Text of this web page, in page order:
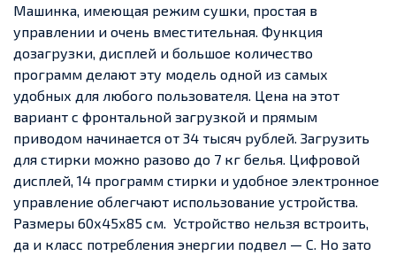
Машинка, имеющая режим сушки, простая в
управлении и очень вместительная. Функция
дозагрузки, дисплей и большое количество
программ делают эту модель одной из самых
удобных для любого пользователя. Цена на этот
вариант с фронтальной загрузкой и прямым
приводом начинается от 34 тысяч рублей. Загрузить
для стирки можно разово до 7 кг белья. Цифровой
дисплей, 14 программ стирки и удобное электронное
управление облегчают использование устройства.
Размеры 60х45х85 см. Устройство нельзя встроить,
да и класс потребления энергии подвел — С. Но зато